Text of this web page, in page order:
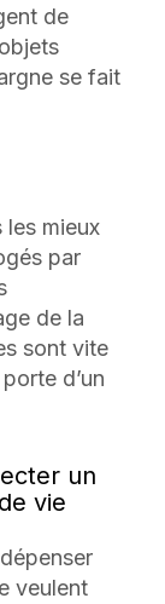
de
se fait
les mieux
par
de la
sont vite
d’un
un
vie
veulent